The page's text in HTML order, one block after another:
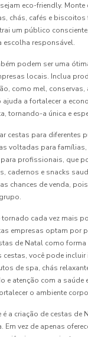
eco-friendly.
chás, cafés e
um público
responsável.
podem ser uma
locais. Inclua
como mel, conservas,
a fortalecer a
tornando-a única e
cestas para diferentes
voltadas para
profissionais, que
cadernos e snacks
chances de venda,
cada vez mais
empresas optam por
de Natal como forma
cestas, você pode
de spa, chás
e atenção com a saúde
o ambiente
é a criação de cestas
Em vez de apenas